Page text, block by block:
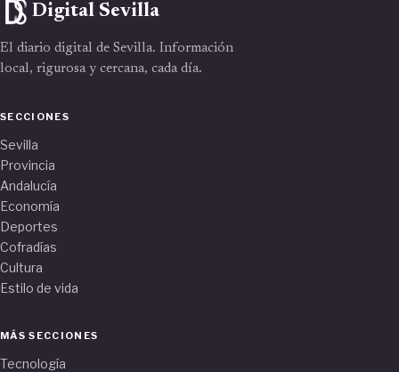
Digital Sevilla
El diario digital de Sevilla. Información
local, rigurosa y cercana, cada día.
SECCIONES
Sevilla
Provincia
Andalucía
Economía
Deportes
Cofradías
Cultura
Estilo de vida
MÁS SECCIONES
Tecnología